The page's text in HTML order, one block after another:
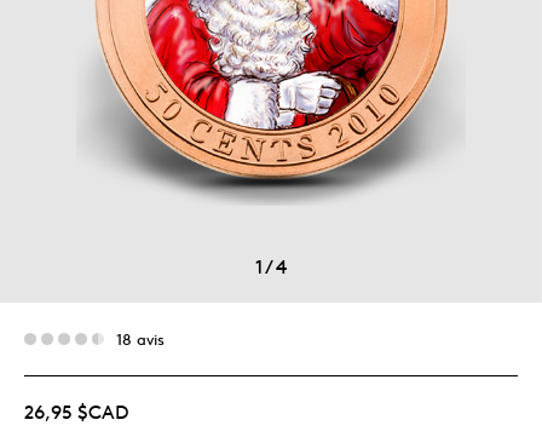
1/4
18 avis
26,95 $CAD